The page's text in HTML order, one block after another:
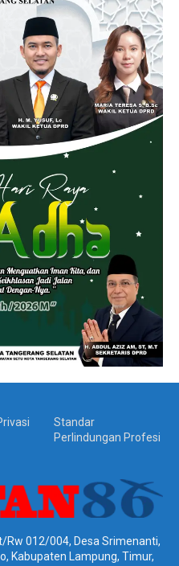
Standar
Perlindungan Profesi
Rw 012/004, Desa Srimenanti,
Kabupaten Lampung, Timur,